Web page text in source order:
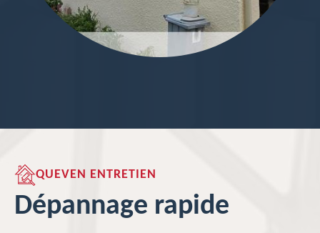
QUEVEN ENTRETIEN
Dépannage rapide